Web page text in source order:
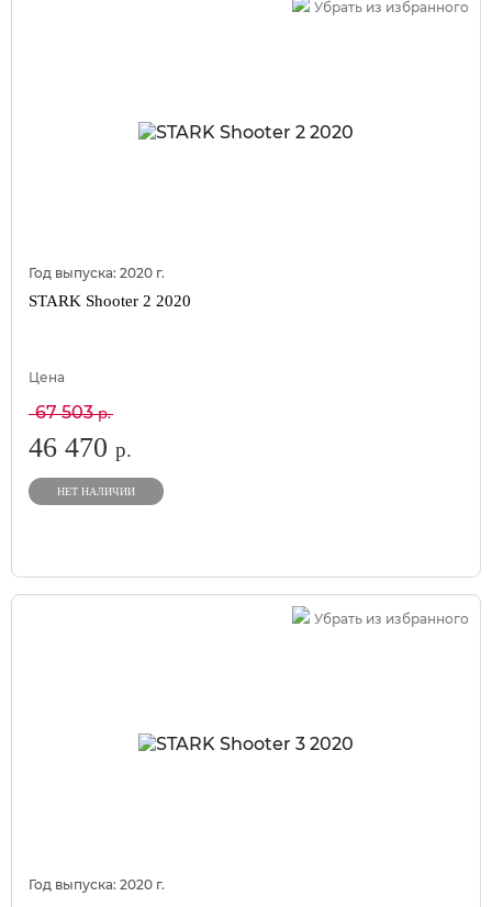
Убрать из избранного
Год выпуска: 2020 г.
STARK Shooter 2 2020
Цена
67 503р.
46 470 р.
НЕТ НАЛИЧИИ
Убрать из избранного
Год выпуска: 2020 г.